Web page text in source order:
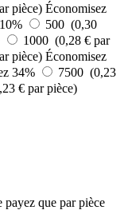
pièce) Économisez
500 (0,30
1000 (0,28 € par
pièce) Économisez
34%
7500 (0,23
€ par pièce)
payez que par pièce